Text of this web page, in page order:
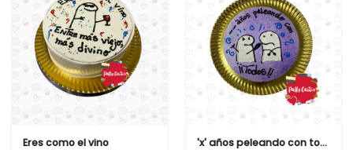
Eres como el vino 'x' años peleando con todos!!